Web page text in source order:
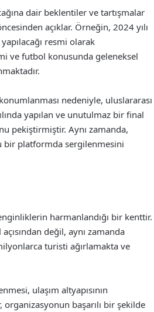
dair beklentiler ve tartışmalar
açıklar. Örneğin, 2024 yılı
resmi olarak
ve futbol konusunda geleneksel
nedeniyle, uluslararası
yapılan ve unutulmaz bir final
pekiştirmiştir. Aynı zamanda,
bir platformda sergilenmesini
harmanlandığı bir kenttir.
değil, aynı zamanda
turisti ağırlamakta ve
ulaşım altyapısının
başarılı bir şekilde